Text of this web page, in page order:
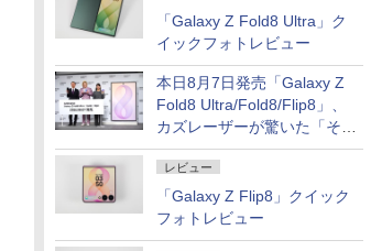
「Galaxy Z Fold8 Ultra」ク
イックフォトレビュー
本日8月7日発売「Galaxy Z
Fold8 Ultra/Fold8/Flip8」、
カズレーザーが驚いた「そば
屋のメニュー並みの薄さ」
レビュー
「Galaxy Z Flip8」クイック
フォトレビュー